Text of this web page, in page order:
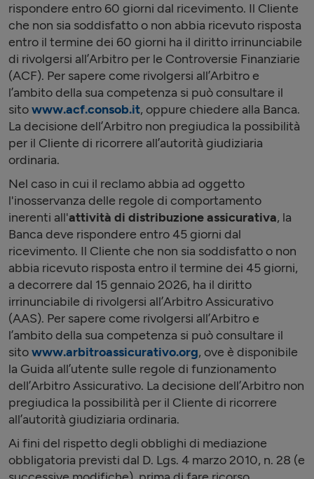
rispondere entro 60 giorni dal ricevimento. Il Cliente
che non sia soddisfatto o non abbia ricevuto risposta
entro il termine dei 60 giorni ha il diritto irrinunciabile
di rivolgersi all’Arbitro per le Controversie Finanziarie
(ACF). Per sapere come rivolgersi all’Arbitro e
l’ambito della sua competenza si può consultare il
sitowww.acf.consob.it, oppure chiedere alla Banca.
La decisione dell’Arbitro non pregiudica la possibilità
per il Cliente di ricorrere all’autorità giudiziaria
ordinaria.
Nel caso in cui il reclamo abbia ad oggetto
l'inosservanza delle regole di comportamento
inerenti all'attività di distribuzione assicurativa, la
Banca deve rispondere entro 45 giorni dal
ricevimento. Il Cliente che non sia soddisfatto o non
abbia ricevuto risposta entro il termine dei 45 giorni,
a decorrere dal 15 gennaio 2026, ha il diritto
irrinunciabile di rivolgersi all’Arbitro Assicurativo
(AAS). Per sapere come rivolgersi all’Arbitro e
l’ambito della sua competenza si può consultare il
sitowww.arbitroassicurativo.org, ove è disponibile
la Guida all’utente sulle regole di funzionamento
dell’Arbitro Assicurativo. La decisione dell’Arbitro non
pregiudica la possibilità per il Cliente di ricorrere
all’autorità giudiziaria ordinaria.
Ai fini del rispetto degli obblighi di mediazione
obbligatoria previsti dal D. Lgs. 4 marzo 2010, n. 28 (e